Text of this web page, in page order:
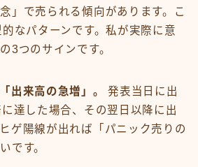
」で売られる傾向があります。こ
なパターンです。私が実際に意
3つのサインです。
出来高の急増」。
発表当日に出
達した場合、その翌日以降に出
ゲ陽線が出れば「パニック売りの
です。